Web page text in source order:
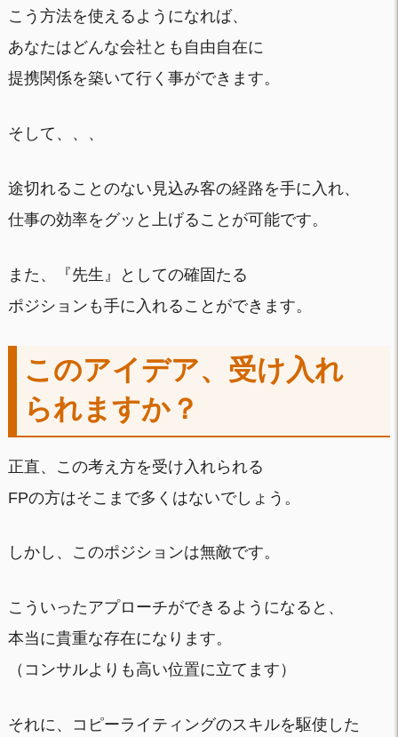
こう方法を使えるようになれば、
あなたはどんな会社とも自由自在に
提携関係を築いて行く事ができます。
そして、、、
途切れることのない見込み客の経路を手に入れ、
仕事の効率をグッと上げることが可能です。
また、『先生』としての確固たる
ポジションも手に入れることができます。
このアイデア、受け入れ
られますか？
正直、この考え方を受け入れられる
FPの方はそこまで多くはないでしょう。
しかし、このポジションは無敵です。
こういったアプローチができるようになると、
本当に貴重な存在になります。
（コンサルよりも高い位置に立てます）
それに、コピーライティングのスキルを駆使した